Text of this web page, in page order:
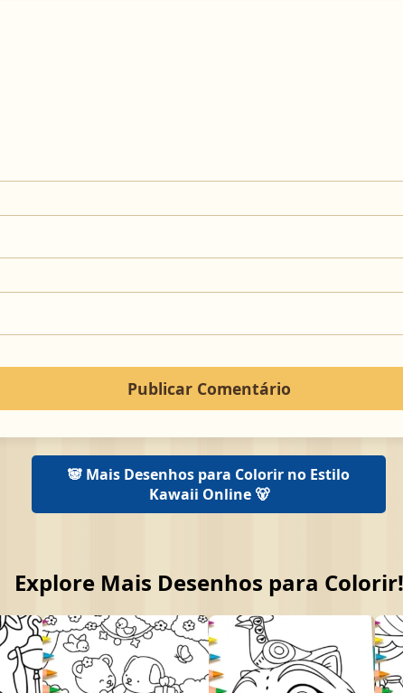
🐼 Mais Desenhos para Colorir no Estilo
Kawaii Online 🐻
Explore Mais Desenhos para Colorir!